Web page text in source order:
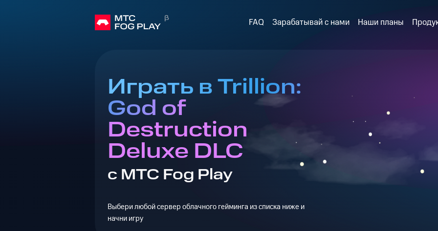
FAQ Зарабатывай с нами Наши планы
Играть в Trillion:
God of
Destruction
Deluxe DLC
с МТС Fog Play
Выбери любой сервер облачного гейминга из списка ниже и
начни игру